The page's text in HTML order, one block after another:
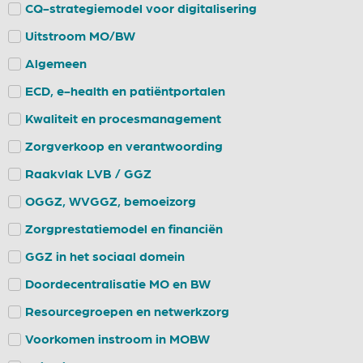
CQ-strategiemodel voor digitalisering
Uitstroom MO/BW
Algemeen
ECD, e-health en patiëntportalen
Kwaliteit en procesmanagement
Zorgverkoop en verantwoording
Raakvlak LVB / GGZ
OGGZ, WVGGZ, bemoeizorg
Zorgprestatiemodel en financiën
GGZ in het sociaal domein
Doordecentralisatie MO en BW
Resourcegroepen en netwerkzorg
Voorkomen instroom in MOBW